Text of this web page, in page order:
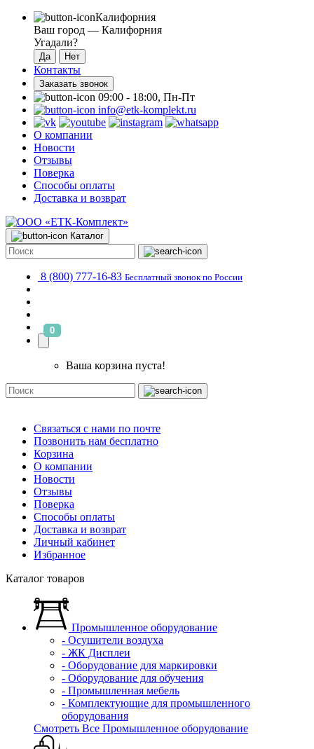
Калифорния
Ваш город — Калифорния
Угадали?
Контакты
Заказать звонок
09:00 - 18:00, Пн-Пт
info@etk-komplekt.ru
О компании
Новости
Отзывы
Поверка
Способы оплаты
Доставка и возврат
Каталог
8 (800) 777-16-83 Бесплатный звонок по России
0
Ваша корзина пуста!
Связаться с нами по почте
Позвонить нам бесплатно
Корзина
О компании
Новости
Отзывы
Поверка
Способы оплаты
Доставка и возврат
Личный кабинет
Избранное
Каталог товаров
Промышленное оборудование
- Осушители воздуха
- ЖК Дисплеи
- Оборудование для маркировки
- Оборудование для обучения
- Промышленная мебель
- Комплектующие для промышленного
оборудования
Смотреть Все Промышленное оборудование